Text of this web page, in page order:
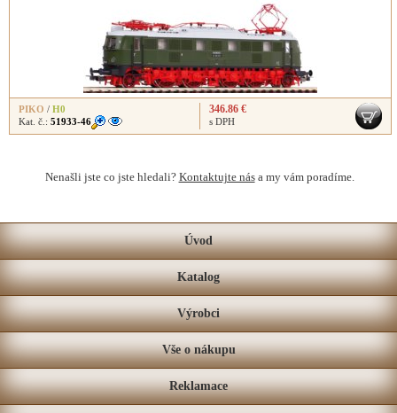
PIKO / H0
Kat. č.: 51933-46
346.86 €
s DPH
Nenašli jste co jste hledali? Kontaktujte nása my vám poradíme.
Úvod
Katalog
Výrobci
Vše o nákupu
Reklamace